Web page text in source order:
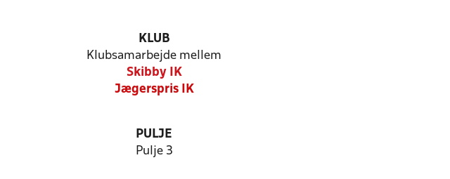
KLUB
Klubsamarbejde mellem
Skibby IK
Jægerspris IK
PULJE
Pulje 3